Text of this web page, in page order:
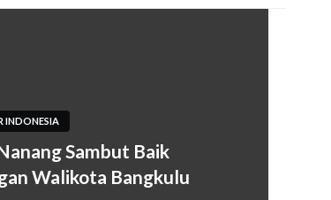
INDONESIA
Sambut Baik
Walikota Bangkulu